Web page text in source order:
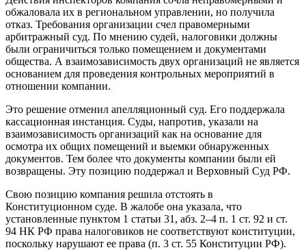
обжаловала их в региональном управлении, но получила
отказ. Требования организации счел правомерными
арбитражный суд. По мнению судей, налоговики должны
были ограничиться только помещением и документами
общества. А взаимозависимость двух организаций не является
основанием для проведения контрольных мероприятий в
отношении компании.
Это решение отменил апелляционный суд. Его поддержала
кассационная инстанция. Суды, напротив, указали на
взаимозависимость организаций как на основание для
осмотра их общих помещений и выемки обнаруженных
документов. Тем более что документы компании были ей
возвращены. Эту позицию поддержал и Верховный Суд РФ.
Свою позицию компания решила отстоять в
Конституционном суде. В жалобе она указала, что
установленные пунктом 1 статьи 31, абз. 2–4 п. 1 ст. 92 и ст.
94 НК РФ права налоговиков не соответствуют конституции,
поскольку нарушают ее права (п. 3 ст. 55 Конституции РФ).